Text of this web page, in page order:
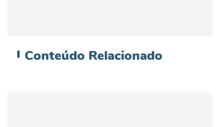
Conteúdo Relacionado